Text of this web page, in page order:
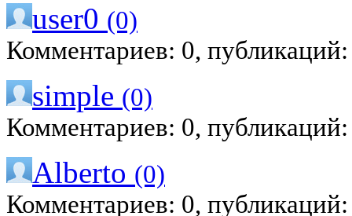
user0 (0)
Комментариев: 0,
simple (0)
Комментариев: 0,
Alberto (0)
Комментариев: 0,